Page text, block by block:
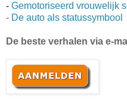
- Gemotoriseerd vrouwelijk
- De auto als statussymbool
De beste verhalen via e-